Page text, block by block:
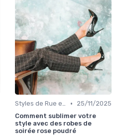
Styles de Rue et Looks du Moment •
25/11/2025
Comment sublimer votre
style avec des robes de
soirée rose poudré